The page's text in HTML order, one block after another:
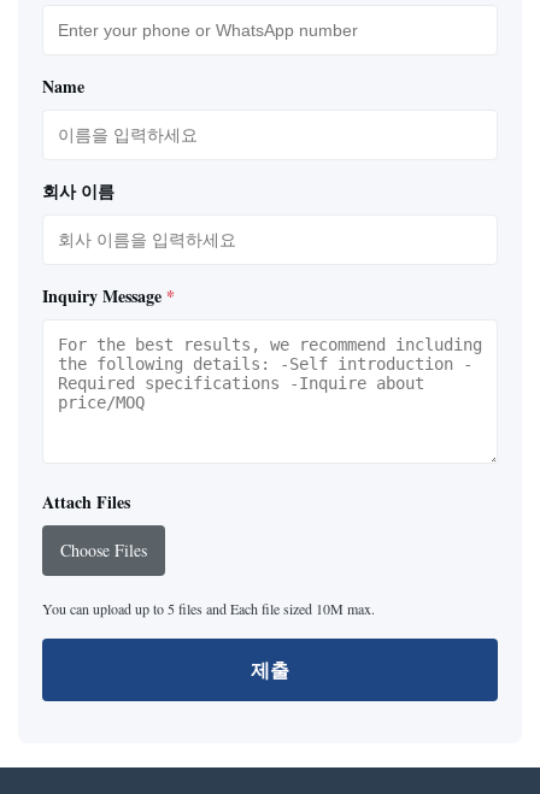
Name
회사 이름
Inquiry Message *
Attach Files
Choose Files
You can upload up to 5 files and Each file sized 10M max.
제출